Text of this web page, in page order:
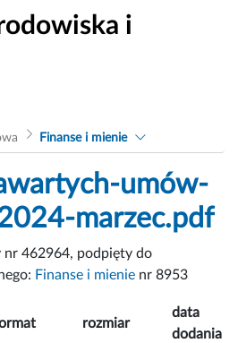
i
Finanse i mienie
umów-
marzec.pdf
nr 462964, podpięty do
Finanse i mienie nr 8953
rozmiar
data
dodania